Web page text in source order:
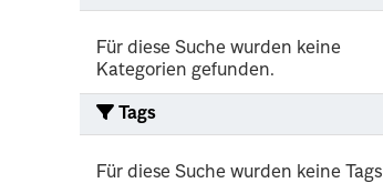
Für diese Suche wurden keine
Kategorien gefunden.
Tags
Für diese Suche wurden keine Tags